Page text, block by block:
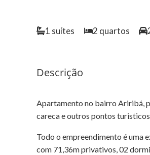
1 suítes 2 quartos
Descrição
Apartamento no bairro Ariribá,
careca e outros pontos
Todo o empreendimento é uma
com 71,36m privativos, 02